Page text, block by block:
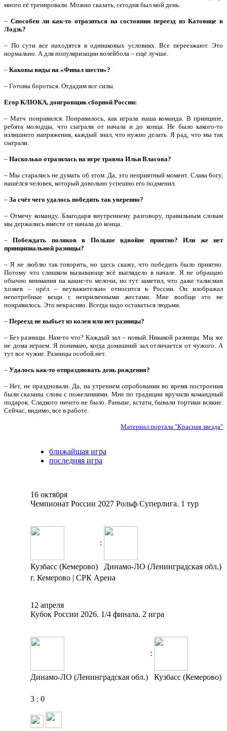
много её тренировали. Можно сказать, сегодня был мой день.
– Способен ли как-то отразиться на состоянии переезд из Катовице в
Лодзь?
– По сути все находятся в одинаковых условиях. Все переезжают. Это
нормально. А для популяризации волейбола – ещё лучше.
– Каковы виды на «Финал шести»?
– Готовы бороться. Отдадим все силы.
Егор КЛЮКА, доигровщик сборной России:
– Матч понравился. Понравилось, как играла наша команда. В принципе,
ребята молодцы, что сыграли от начала и до конца. Не было какого-то
излишнего напряжения, каждый знал, что нужно делать. Я рад, что мы так
сыграли.
– Насколько отразилась на игре травма Ильи Власова?
– Мы старались не думать об этом. Да, это неприятный момент. Слава богу,
нашёлся человек, который довольно успешно его подменил.
– За счёт чего удалось победить так уверенно?
– Отмечу команду. Благодаря внутреннему разговору, правильным словам
мы держались вместе от начала до конца.
–Побеждать поляков в Польше вдвойне приятно? Или же нет
принципиальной разницы?
– Я не люблю так говорить, но здесь скажу, что победить было приятно.
Потому что слишком вызывающе всё выглядело в начале. Я не обращаю
обычно внимания на какие-то мелочи, но тут заметил, что даже талисман
хозяев – орёл – неуважительно относится к России. Он изображал
непотребные вещи с неприличными жестами. Мне вообще это не
понравилось. Это некрасиво. Всегда надо оставаться людьми.
– Переезд не выбьет из колеи или нет разницы?
– Без разницы. Нам-то что? Каждый зал – новый. Никакой разницы. Мы же
не дома играем. Я понимаю, когда домашний зал отличается от чужого. А
тут все чужие. Разницы особой нет.
– Удалось как-то отпраздновать день рождения?
– Нет, не праздновали. Да, на утреннем опробовании во время построения
были сказаны слова с пожеланиями. Мне по традиции вручили командный
подарок. Сладкого ничего не было. Раньше, кстати, бывали тортики всякие.
Сейчас, видимо, все в работе.
Материал портала "Красная звезда"
ближайшая игра
последняя игра
16 октября
Чемпионат России 2027 Рольф Суперлига. 1 тур
:
Кузбасс (Кемерово)
Динамо-ЛО (Ленинградская обл.)
г. Кемерово | СРК Арена
12 апреля
Кубок России 2026. 1/4 финала. 2 игра
:
Динамо-ЛО (Ленинградская обл.) Кузбасс (Кемерово)
3 : 0